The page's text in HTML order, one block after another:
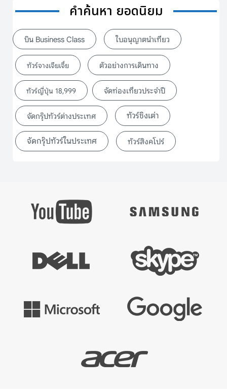
คำค้นหา ยอดนิยม
บิน Business Class ใบอนุญาตนำเที่ยว
ทัวร์จางเจียเจี้ย ตัวอย่างการเดินทาง
ทัวร์ญี่ปุ่น 18,999 จัดท่องเที่ยวประจำปี
จัดกรุ๊ปทัวร์ต่างประเทศ ทัวร์ชิงเต่า
จัดกรุ๊ปทัวร์ในประเทศ ทัวร์สิงคโปร์